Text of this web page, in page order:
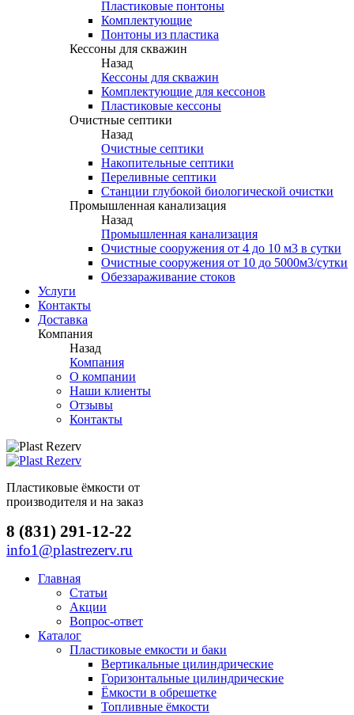
Пластиковые понтоны
Комплектующие
Понтоны из пластика
Кессоны для скважин
Назад
Кессоны для скважин
Комплектующие для кессонов
Пластиковые кессоны
Очистные септики
Назад
Очистные септики
Накопительные септики
Переливные септики
Станции глубокой биологической очистки
Промышленная канализация
Назад
Промышленная канализация
Очистные сооружения от 4 до 10 м3 в сутки
Очистные сооружения от 10 до 5000м3/сутки
Обеззараживание стоков
Услуги
Контакты
Доставка
Компания
Назад
Компания
О компании
Наши клиенты
Отзывы
Контакты
Пластиковые ёмкости от
производителя и на заказ
8 (831) 291-12-22
info1@plastrezerv.ru
Главная
Статьи
Акции
Вопрос-ответ
Каталог
Пластиковые емкости и баки
Вертикальные цилиндрические
Горизонтальные цилиндрические
Ёмкости в обрешетке
Топливные ёмкости